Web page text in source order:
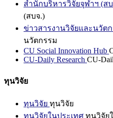
สำนักบริหารวิจัยจุฬาฯ (ส
(สบจ.)
ข่าวสารงานวิจัยและนวัต
นวัตกรรม
CU Social Innovation Hub
CU-Daily Research CU-
ทุนวิจัย
ทุนวิจัย ทุนวิจัย
ทุนวิจัยในประเทศ ทุนวิจัย